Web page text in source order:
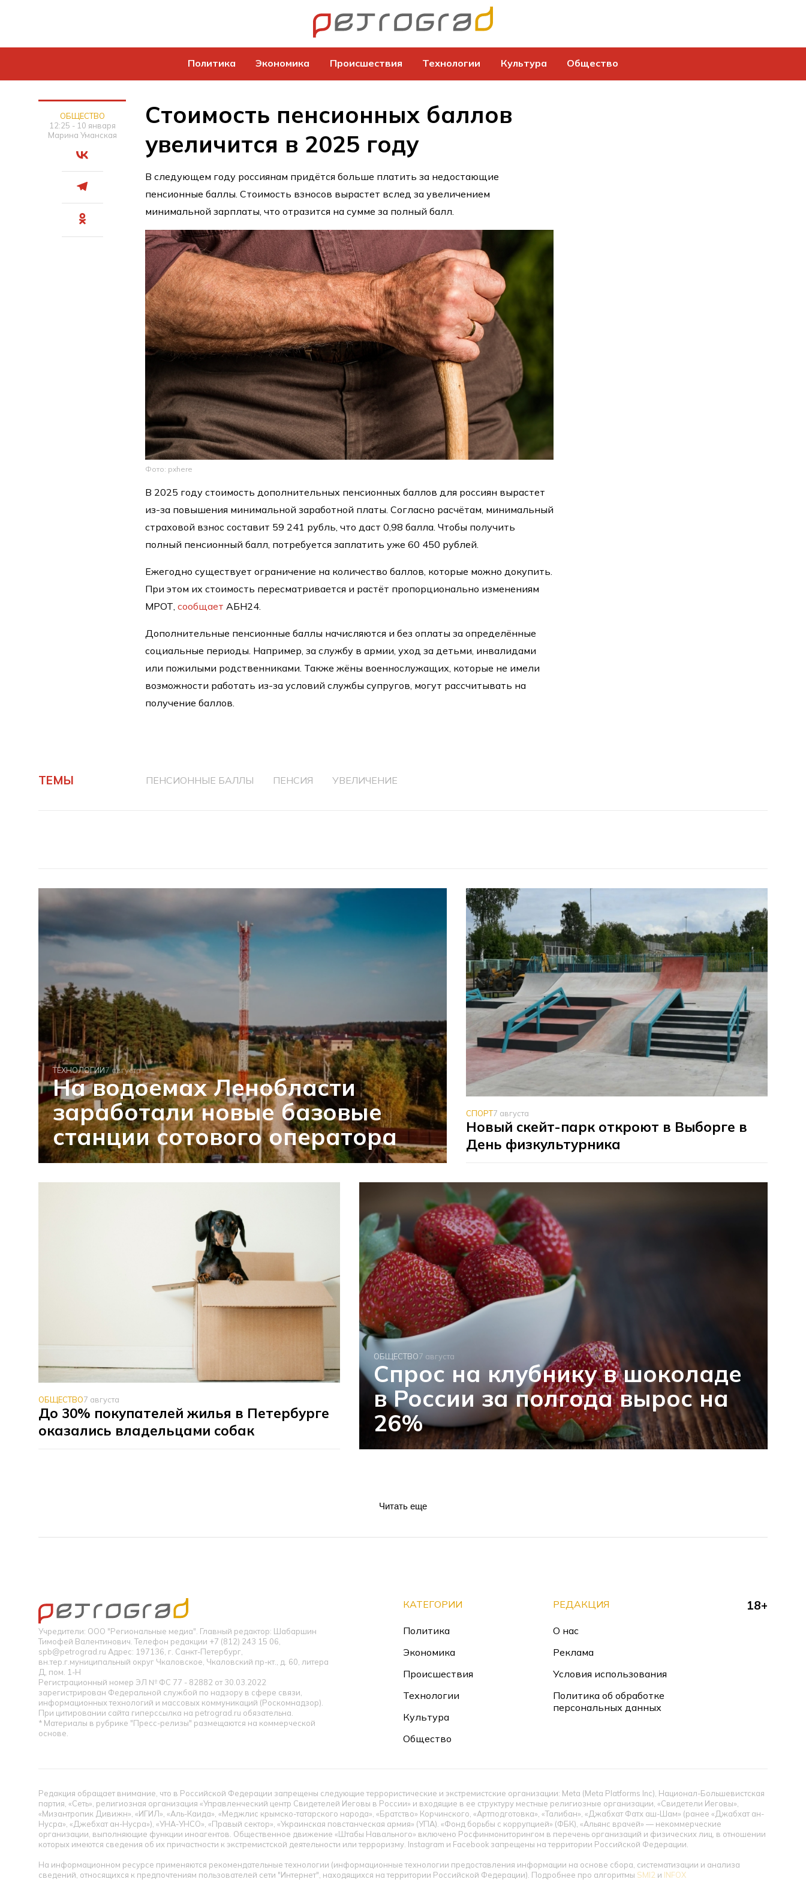
Политика Экономика Происшествия Технологии Культура Общество
ОБЩЕСТВО
12:25 - 10 января
Марина Уманская
Стоимость пенсионных баллов
увеличится в 2025 году
В следующем году россиянам придётся больше платить за недостающие
пенсионные баллы. Стоимость взносов вырастет вслед за увеличением
минимальной зарплаты, что отразится на сумме за полный балл.
Фото: pxhere
В 2025 году стоимость дополнительных пенсионных баллов для россиян вырастет
из-за повышения минимальной заработной платы. Согласно расчётам, минимальный
страховой взнос составит 59 241 рубль, что даст 0,98 балла. Чтобы получить
полный пенсионный балл, потребуется заплатить уже 60 450 рублей.
Ежегодно существует ограничение на количество баллов, которые можно докупить.
При этом их стоимость пересматривается и растёт пропорционально изменениям
МРОТ,сообщает АБН24.
Дополнительные пенсионные баллы начисляются и без оплаты за определённые
социальные периоды. Например, за службу в армии, уход за детьми, инвалидами
или пожилыми родственниками. Также жёны военнослужащих, которые не имели
возможности работать из-за условий службы супругов, могут рассчитывать на
получение баллов.
ТЕМЫ ПЕНСИОННЫЕ БАЛЛЫ ПЕНСИЯ УВЕЛИЧЕНИЕ
ТЕХНОЛОГИИ7 августа
На водоемах Ленобласти
заработали новые базовые
станции сотового оператора
СПОРТ7 августа
Новый скейт-парк откроют в Выборге в
День физкультурника
ОБЩЕСТВО7 августа
До 30% покупателей жилья в Петербурге
оказались владельцами собак
ОБЩЕСТВО7 августа
Спрос на клубнику в шоколаде
в России за полгода вырос на
26%
Читать еще
Учредители: ООО "Региональные медиа". Главный редактор: Шабаршин
Тимофей Валентинович. Телефон редакции +7 (812) 243 15 06,
spb@petrograd.ru Адрес: 197136, г. Санкт-Петербург,
вн.тер.г.муниципальный округ Чкаловское, Чкаловский пр-кт., д. 60, литера
Д, пом. 1-Н
Регистрационный номер ЭЛ № ФС 77 - 82882 от 30.03.2022
зарегистрирован Федеральной службой по надзору в сфере связи,
информационных технологий и массовых коммуникаций (Роскомнадзор).
При цитировании сайта гиперссылка на petrograd.ru обязательна.
* Материалы в рубрике "Пресс-релизы" размещаются на коммерческой
основе.
КАТЕГОРИИ
Политика
Экономика
Происшествия
Технологии
Культура
Общество
РЕДАКЦИЯ
О нас
Реклама
Условия использования
Политика об обработке
персональных данных
18+
Редакция обращает внимание, что в Российской Федерации запрещены следующие террористические и экстремистские организации: Meta (Meta Platforms Inc), Национал-Большевистская
партия, «Сеть», религиозная организация «Управленческий центр Свидетелей Иеговы в России» и входящие в ее структуру местные религиозные организации, «Свидетели Иеговы»,
«Мизантропик Дивижн», «ИГИЛ», «Аль-Каида», «Меджлис крымско-татарского народа», «Братство» Корчинского, «Артподготовка», «Талибан», «Джабхат Фатх аш-Шам» (ранее «Джабхат ан-
Нусра», «Джебхат ан-Нусра»), «УНА-УНСО», «Правый сектор», «Украинская повстанческая армия» (УПА). «Фонд борьбы с коррупцией» (ФБК), «Альянс врачей» — некоммерческие
организации, выполняющие функции иноагентов. Общественное движение «Штабы Навального» включено Росфинмониторингом в перечень организаций и физических лиц, в отношении
которых имеются сведения об их причастности к экстремистской деятельности или терроризму. Instagram и Facebook запрещены на территории Российской Федерации.
На информационном ресурсе применяются рекомендательные технологии (информационные технологии предоставления информации на основе сбора, систематизации и анализа
сведений, относящихся к предпочтениям пользователей сети "Интернет", находящихся на территории Российской Федерации). Подробнее про алгоритмы SMI2 и INFOX